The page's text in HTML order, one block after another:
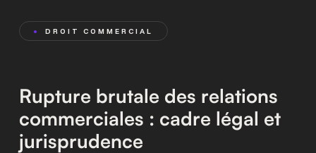
DROIT COMMERCIAL
Rupture brutale des relations
commerciales : cadre légal et
jurisprudence